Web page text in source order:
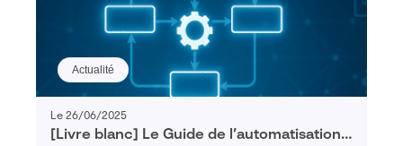
Actualité
Le 26/06/2025
[Livre blanc] Le Guide de l’automatisation